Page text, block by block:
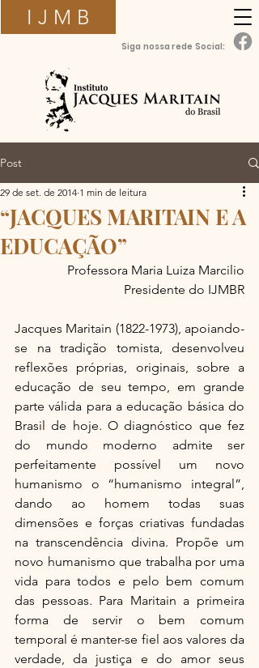
I J M B
Siga nossa rede Social:
Post
“JACQUES MARITAIN E A
EDUCAÇÃO”
29 de set. de 2014 1 min de leitura
Professora Maria Luiza Marcilio
Presidente do IJMBR
Jacques Maritain (1822-1973), apoiando-
se na tradição tomista, desenvolveu
reflexões próprias, originais, sobre a
educação de seu tempo, em grande
parte válida para a educação básica do
Brasil de hoje. O diagnóstico que fez
do mundo moderno admite ser
perfeitamente possível um novo
humanismo o “humanismo integral”,
dando ao homem todas suas
dimensões e forças criativas fundadas
na transcendência divina. Propõe um
novo humanismo que trabalha por uma
vida para todos e pelo bem comum
das pessoas. Para Maritain a primeira
forma de servir o bem comum
temporal é manter-se fiel aos valores da
verdade, da justiça e do amor seus